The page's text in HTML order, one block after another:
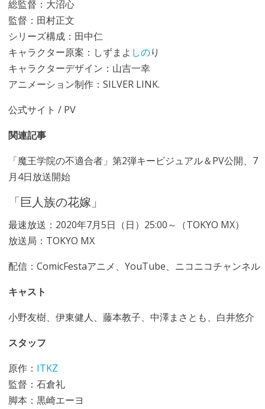
総監督：大沼心
監督：田村正文
シリーズ構成：田中仁
キャラクター原案：しずまよ しのり
キャラクターデザイン：山吉一幸
アニメーション制作：SILVER LINK.
公式サイト / PV
関連記事
「魔王学院の不適合者」第2弾キービジュアル＆PV公開、7
月4日放送開始
「巨人族の花嫁」
最速放送：2020年7月5日（日）25:00～（TOKYO MX）
放送局：TOKYO MX
配信：ComicFestaアニメ、YouTube、ニコニコチャンネル
キャスト
小野友樹、伊東健人、藤本教子、中澤まさとも、白井悠介
スタッフ
原作： ITKZ
監督：石倉礼
脚本：黒崎エーヨ